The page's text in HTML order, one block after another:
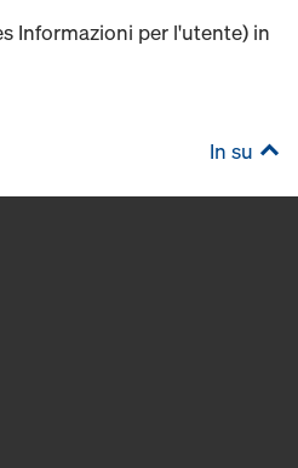
Informazioni per l'utente) in
In su